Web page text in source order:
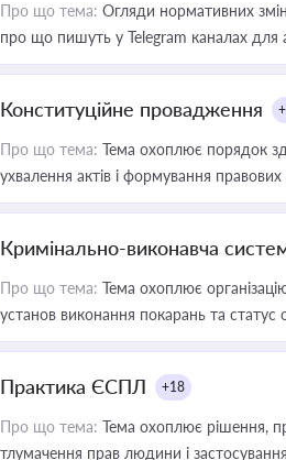
Про що тема: Огляди нормативних
про що пишуть у Telegram каналах для
Конституційне провадження
Про що тема: Тема охоплює порядок
ухвалення актів і формування правових
Кримінально-виконавча
Про що тема: Тема охоплює
установ виконання покарань та статус
Практика ЄСПЛ +18
Про що тема: Тема охоплює рішення,
тлумачення прав людини і